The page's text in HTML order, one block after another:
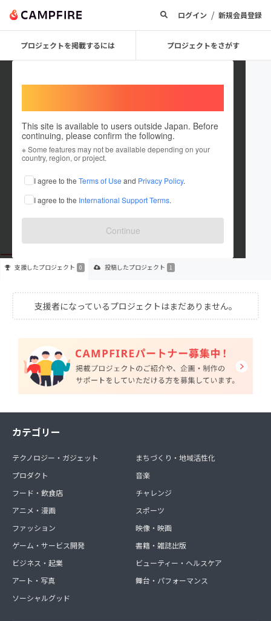
ログイン / 新規会員登録
プロジェクトを掲載するには プロジェクトをさがす
This site is available to users outside Japan. Before
continuing, please confirm the following.
※ Some features may not be available depending on your
country, region, or project.
I agree to the Terms of Use and Privacy Policy.
I agree to the International Support Terms.
Continue
medical_therapist_labo
これまでに1件のプロジェクトを投稿しています
在住国：日本 現在地：未設定
出身国：日本 出身地：未設定
支援したプロジェクト 0 投稿したプロジェクト 1
支援者になっているプロジェクトはまだありません。
カテゴリー
テクノロジー・ガジェット
プロダクト
フード・飲食店
アニメ・漫画
ファッション
ゲーム・サービス開発
ビジネス・起業
アート・写真
ソーシャルグッド
まちづくり・地域活性化
音楽
チャレンジ
スポーツ
映像・映画
書籍・雑誌出版
ビューティー・ヘルスケア
舞台・パフォーマンス